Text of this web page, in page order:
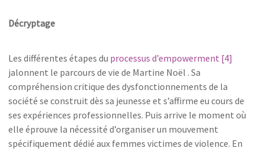
Décryptage
Les différentes étapes du processus d’empowerment [4]
jalonnent le parcours de vie de Martine Noël . Sa
compréhension critique des dysfonctionnements de la
société se construit dès sa jeunesse et s’affirme eu cours de
ses expériences professionnelles. Puis arrive le moment où
elle éprouve la nécessité d’organiser un mouvement
spécifiquement dédié aux femmes victimes de violence. En